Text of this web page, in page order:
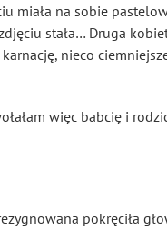
miała na sobie
stała… Druga
nieco
więc babcię i
pokręciła